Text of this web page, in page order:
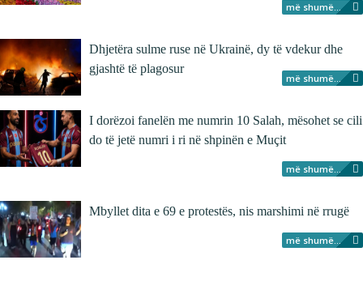
më shumë...
Dhjetëra sulme ruse në Ukrainë, dy të vdekur dhe
gjashtë të plagosur
më shumë...
I dorëzoi fanelën me numrin 10 Salah, mësohet se cili
do të jetë numri i ri në shpinën e Muçit
më shumë...
Mbyllet dita e 69 e protestës, nis marshimi në rrugë
më shumë...